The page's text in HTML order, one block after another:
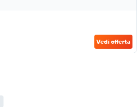
Vedi offerta